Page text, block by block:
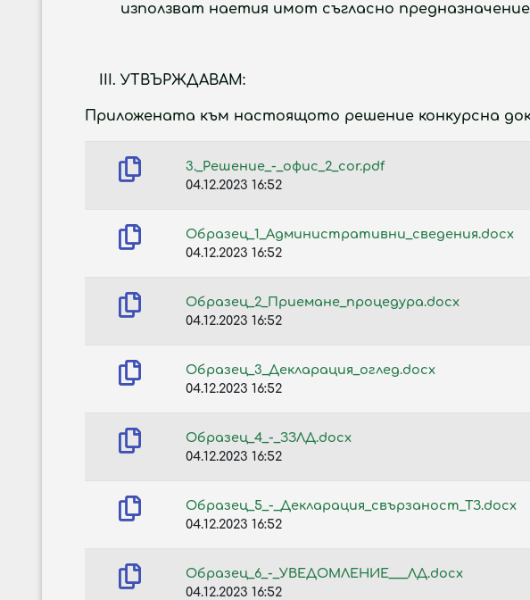
използват наетия имот съгласно
УТВЪРЖДАВАМ:
Приложената към настоящото решение конкурсна
3._Решение_-_офис_2_cor.pdf
04.12.2023 16:52
Образец_1_Административни_сведения.docx
04.12.2023 16:52
Образец_2_Приемане_процедура.docx
04.12.2023 16:52
Образец_3_Декларация_оглед.docx
04.12.2023 16:52
Образец_4_-_ЗЗЛД.docx
04.12.2023 16:52
Образец_5_-_Декларация_свързаност_ТЗ.docx
04.12.2023 16:52
Образец_6_-_УВЕДОМЛЕНИЕ___ЛД.docx
04.12.2023 16:52